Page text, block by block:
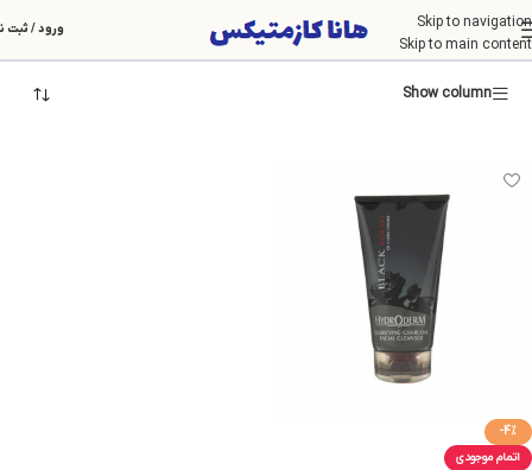
Skip to navigation
Skip to main content
ورود / ثبت هیدردرم
Show column
-4%
اتمام موجودی